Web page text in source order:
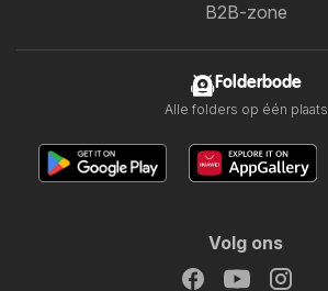
B2B-zone
Folderbode
Alle folders op één plaats
Volg ons